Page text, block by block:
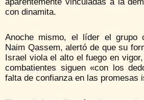
con dinamita.
Anoche mismo, el líder el grupo
Naim Qassem, alertó de que su
Israel viola el alto el fuego en
combatientes siguen «con los
falta de confianza en las promesas